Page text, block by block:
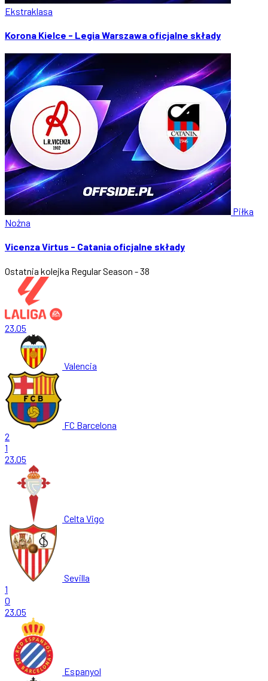
Ekstraklasa
Korona Kielce - Legia Warszawa oficjalne składy
Piłka
Nożna
Vicenza Virtus - Catania oficjalne składy
Ostatnia kolejka Regular Season - 38
23.05
Valencia
FC Barcelona
2
1
23.05
Celta Vigo
Sevilla
1
0
23.05
Espanyol